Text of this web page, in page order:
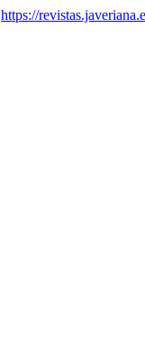
https://